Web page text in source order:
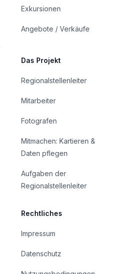
Exkursionen
Angebote / Verkäufe
Das Projekt
Regionalstellenleiter
Mitarbeiter
Fotografen
Mitmachen: Kartieren &
Daten pflegen
Aufgaben der
Regionalstellenleiter
Rechtliches
Impressum
Datenschutz